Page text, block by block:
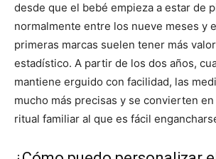
desde que el bebé empieza a estar de
normalmente entre los nueve meses y
primeras marcas suelen tener más
estadístico. A partir de los dos años,
mantiene erguido con facilidad, las
mucho más precisas y se convierten
ritual familiar al que es fácil